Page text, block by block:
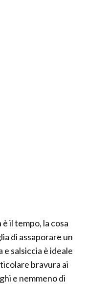
il tempo, la cosa
di assaporare un
salsiccia è ideale
bravura ai
e nemmeno di